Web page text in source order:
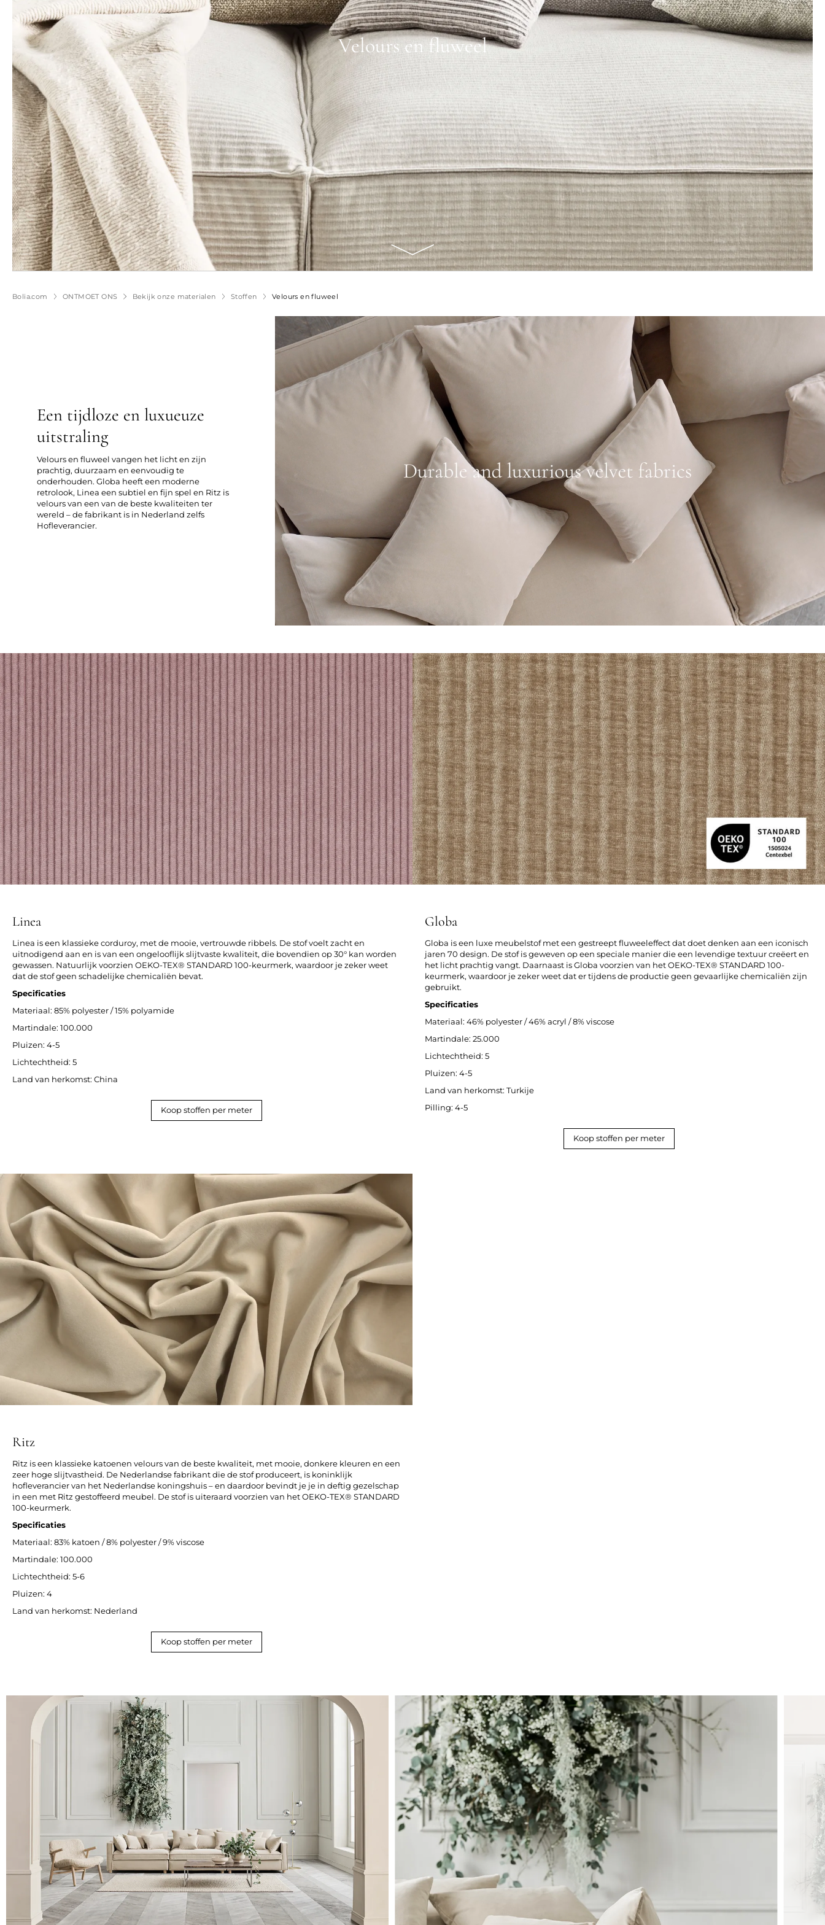
Velours en fluweel
Bolia.com ONTMOET ONS Bekijk onze materialen Stoffen Velours en fluweel
Een tijdloze en luxueuze
uitstraling
Velours en fluweel vangen het licht en zijn
prachtig, duurzaam en eenvoudig te
onderhouden. Globa heeft een moderne
retrolook, Linea een subtiel en fijn spel en Ritz is
velours van een van de beste kwaliteiten ter
wereld – de fabrikant is in Nederland zelfs
Hofleverancier.
Linea
Linea is een klassieke corduroy, met de mooie, vertrouwde ribbels. De stof voelt zacht en
uitnodigend aan en is van een ongelooflijk slijtvaste kwaliteit, die bovendien op 30° kan worden
gewassen. Natuurlijk voorzien OEKO-TEX® STANDARD 100-keurmerk, waardoor je zeker weet
dat de stof geen schadelijke chemicaliën bevat.
Specificaties
Materiaal: 85% polyester / 15% polyamide
Martindale: 100.000
Pluizen: 4-5
Lichtechtheid: 5
Land van herkomst: China
Koop stoffen per meter
Globa
Globa is een luxe meubelstof met een gestreept fluweeleffect dat doet denken aan een iconisch
jaren 70 design. De stof is geweven op een speciale manier die een levendige textuur creëert en
het licht prachtig vangt. Daarnaast is Globa voorzien van het OEKO-TEX® STANDARD 100-
keurmerk, waardoor je zeker weet dat er tijdens de productie geen gevaarlijke chemicaliën zijn
gebruikt.
Specificaties
Materiaal: 46% polyester / 46% acryl / 8% viscose
Martindale: 25.000
Lichtechtheid: 5
Pluizen: 4-5
Land van herkomst: Turkije
Pilling: 4-5
Koop stoffen per meter
Ritz
Ritz is een klassieke katoenen velours van de beste kwaliteit, met mooie, donkere kleuren en een
zeer hoge slijtvastheid. De Nederlandse fabrikant die de stof produceert, is koninklijk
hofleverancier van het Nederlandse koningshuis – en daardoor bevindt je je in deftig gezelschap
in een met Ritz gestoffeerd meubel. De stof is uiteraard voorzien van het OEKO-TEX® STANDARD
100-keurmerk.
Specificaties
Materiaal: 83% katoen / 8% polyester / 9% viscose
Martindale: 100.000
Lichtechtheid: 5-6
Pluizen: 4
Land van herkomst: Nederland
Koop stoffen per meter